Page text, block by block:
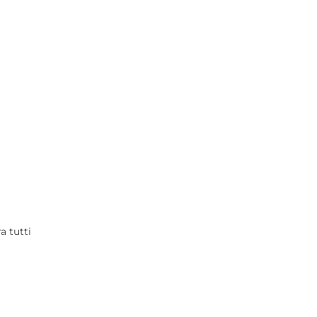
tutti